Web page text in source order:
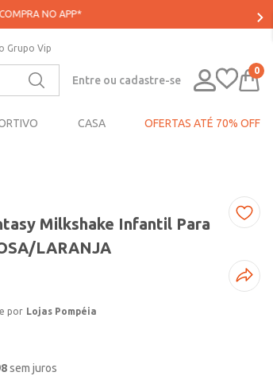
Grupo Vip
Entre ou cadastre-se
0
CASA OFERTAS ATÉ 70% OFF
Milkshake Infantil Para
LARANJA
Lojas Pompéia
sem juros